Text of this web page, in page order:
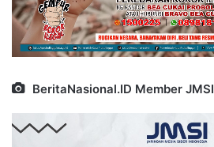
BeritaNasional.ID Member JMSI